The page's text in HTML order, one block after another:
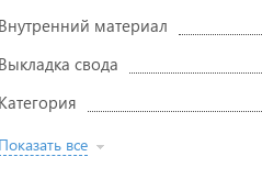
Внутренний материал
Выкладка свода
Категория
Показать все